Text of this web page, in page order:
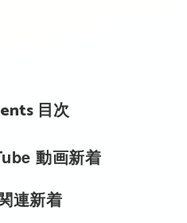
目次
動画新着
連新着